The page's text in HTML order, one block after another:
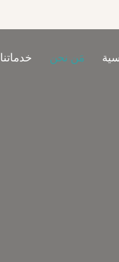
مَن نحن خدماتنا